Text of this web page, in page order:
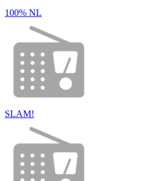
100% NL
SLAM!